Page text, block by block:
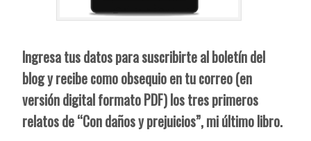
Ingresa tus datos para suscribirte al boletín del
blog y recibe como obsequio en tu correo (en
versión digital formato PDF) los tres primeros
relatos de “Con daños y prejuicios”, mi último libro.